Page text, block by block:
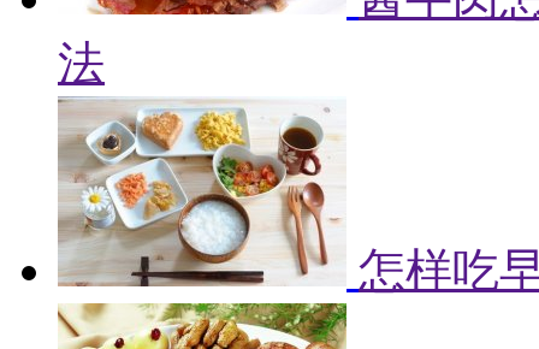
法
怎样吃